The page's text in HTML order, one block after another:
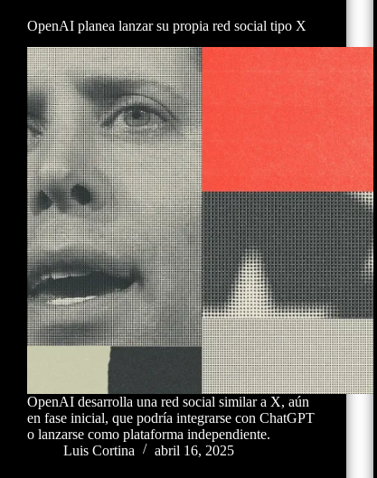
OpenAI planea lanzar su propia red social tipo X
OpenAI desarrolla una red social similar a X, aún
en fase inicial, que podría integrarse con ChatGPT
o lanzarse como plataforma independiente.
Luis Cortina
abril 16, 2025